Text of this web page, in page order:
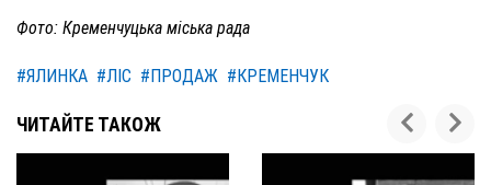
Фото: Кременчуцька міська рада
#ЯЛИНКА #ЛІС #ПРОДАЖ #КРЕМЕНЧУК
ЧИТАЙТЕ ТАКОЖ